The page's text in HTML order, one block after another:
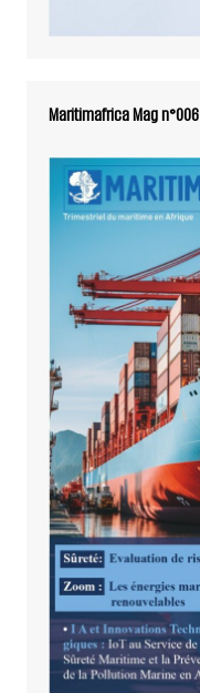
Maritimafrica Mag n°006